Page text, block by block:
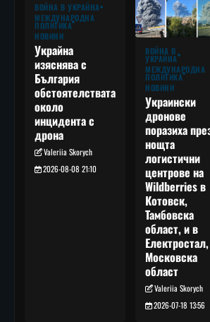
ВОЙНА В УКРАЙНА
МЕЖДУНАРОДНА
ПОЛИТИКА
НОВИНИ
Украйна
изяснява с
България
обстоятелствата
около
инцидента с
дрона
Valeriia Skorych
2026-08-08 21:10
ВОЙНА В
УКРАЙНА
МЕЖДУНАРОДНА
ПОЛИТИКА
НОВИНИ
Украински
дронове
поразиха
нощта
логистични
центрове на
Wildberries в
Котовск,
Тамбовска
област, и в
Електростал,
Московска
област
Valeriia Skorych
2026-07-18 13:56